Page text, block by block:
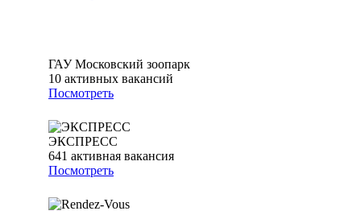
ГАУ Московский зоопарк
10 активных вакансий
Посмотреть
ЭКСПРЕСС
641 активная вакансия
Посмотреть